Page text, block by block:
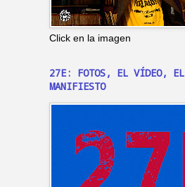
Click en la imagen
27E: FOTOS, EL VÍDEO, EL
MANIFIESTO